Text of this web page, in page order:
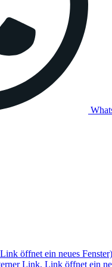
öffnet ein neues Fenster)
Link, Link öffnet ein